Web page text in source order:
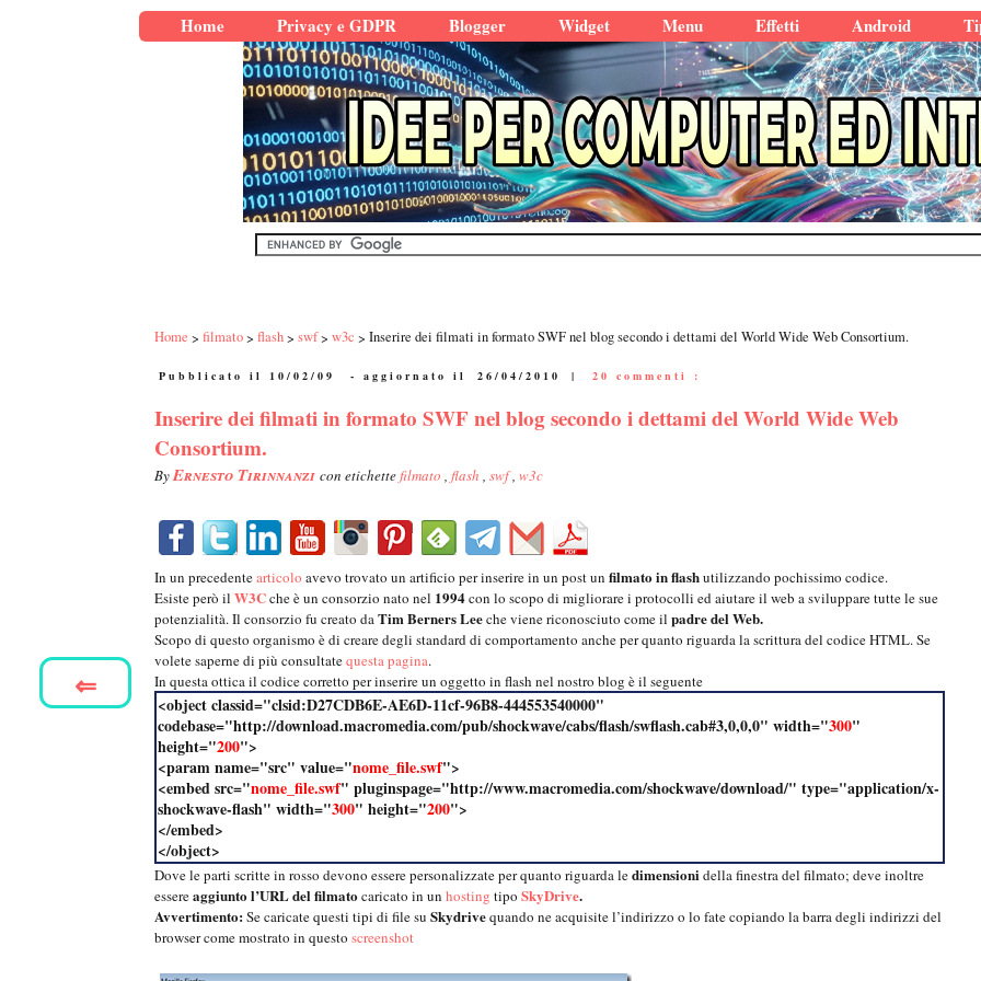
Home Privacy e GDPR Blogger Widget Menu Effetti Android
Home filmato flash swf w3c Inserire dei filmati in formato SWF nel blog secondo i dettami del World Wide Web Consortium.
Pubblicato il 10/02/09 - aggiornato il 26/04/2010 | 20 commenti :
Inserire dei filmati in formato SWF nel blog secondo i dettami del World Wide Web
Consortium.
ByErnesto Tirinnanzi con etichettefilmato , flash , swf, w3c
In un precedentearticolo avevo trovato un artificio per inserire in un post un filmato in flashutilizzando pochissimo codice.
Esiste però il W3Cche è un consorzio nato nel 1994con lo scopo di migliorare i protocolli ed aiutare il web a sviluppare tutte le sue
potenzialità. Il consorzio fu creato daTim Berners Leeche viene riconosciuto come il padre del Web.
Scopo di questo organismo è di creare degli standard di comportamento anche per quanto riguarda la scrittura del codice HTML. Se
volete saperne di più consultatequesta pagina.
In questa ottica il codice corretto per inserire un oggetto in flash nel nostro blog è il seguente
<object classid="clsid:D27CDB6E-AE6D-11cf-96B8-444553540000"
codebase="http://download.macromedia.com/pub/shockwave/cabs/flash/swflash.cab#3,0,0,0" width="300"
height="200">
<param name="src" value="nome_file.swf">
<embed src="nome_file.swf" pluginspage="http://www.macromedia.com/shockwave/download/" type="application/x-
shockwave-flash" width="300" height="200">
</embed>
</object>
Dove le parti scritte in rosso devono essere personalizzate per quanto riguarda ledimensionidella finestra del filmato; deve inoltre
essereaggiunto l’URL del filmato caricato in un hosting tipo SkyDrive.
Avvertimento: Se caricate questi tipi di file su Skydrivequando ne acquisite l’indirizzo o lo fate copiando la barra degli indirizzi del
browser come mostrato in questo screenshot
⇐